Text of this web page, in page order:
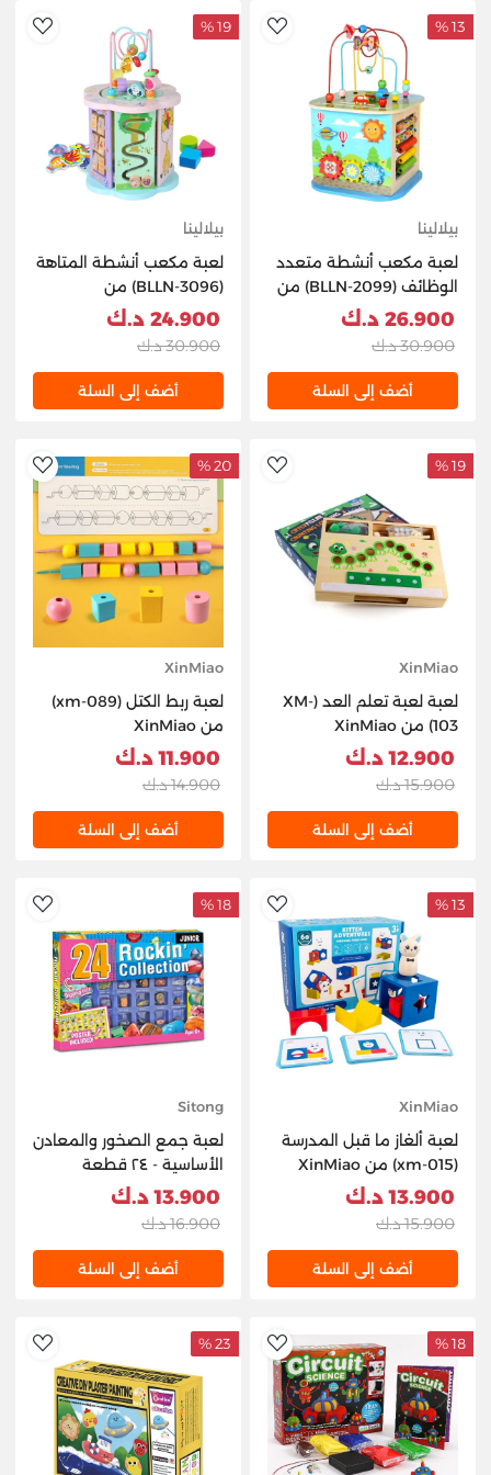
AddToWishlist
13 %
بيلالينا
لعبة مكعب أنشطة متعدد
الوظائف (BLLN-2099) من
BEILALINA
26.900 د.ك
30.900 د.ك
أضف إلى السلة
19 %
بيلالينا
لعبة مكعب أنشطة المتاهة
(BLLN-3096) من
BEILALINA
24.900 د.ك
30.900 د.ك
أضف إلى السلة
AddToWishlist
19 %
XinMiao
لعبة لعبة تعلم العد (XM-
103) من XinMiao
12.900 د.ك
15.900 د.ك
أضف إلى السلة
20 %
XinMiao
لعبة ربط الكتل (xm-089)
من XinMiao
11.900 د.ك
14.900 د.ك
أضف إلى السلة
AddToWishlist
13 %
XinMiao
لعبة ألغاز ما قبل المدرسة
(xm-015) من XinMiao
13.900 د.ك
15.900 د.ك
أضف إلى السلة
18 %
Sitong
لعبة جمع الصخور والمعادن
الأساسية - ٢٤ قطعة
13.900 د.ك
16.900 د.ك
أضف إلى السلة
AddToWishlist
18 %
23 %